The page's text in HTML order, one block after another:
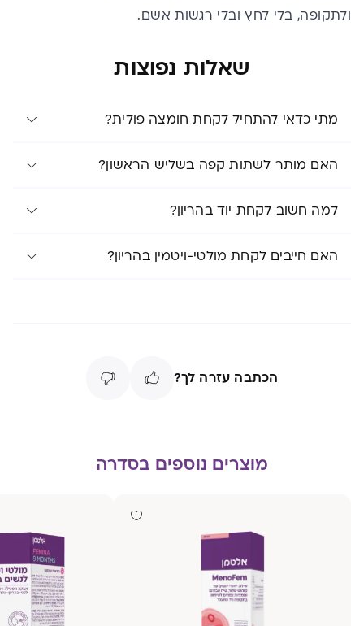
ולתקופה, בלי לחץ ובלי רגשות אשם.
שאלות נפוצות
מתי כדאי להתחיל לקחת חומצה פולית?
האם מותר לשתות קפה בשליש הראשון?
למה חשוב לקחת יוד בהריון?
האם חייבים לקחת מולטי-ויטמין בהריון?
הכתבה עזרה לך?
מוצרים נוספים בסדרה